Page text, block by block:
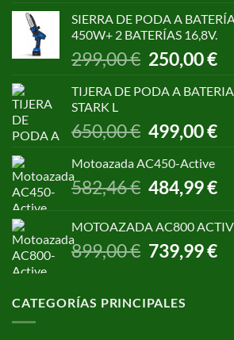
era:
1.055,00 €.
SIERRA DE PODA A
450W+ 2 BATERÍAS 16,8V.
299,00€ El
precio
original
299,00 €.
250,00€El
TIJERA DE PODA A
STARK L
650,00€
El
precio
original
650,00 €.
499,00€El
Motoazada AC450-Active
582,46€
El
precio
era:
582,46 €.
484,99€El
es:
MOTOAZADA AC800
899,00€ El
precio
era:
739,99€El
CATEGORÍAS PRINCIPALES